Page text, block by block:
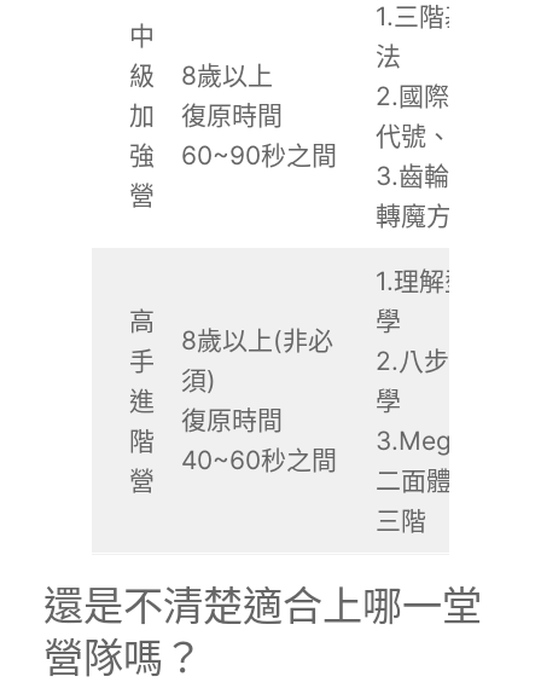
中
級
加
強
營
8歲以上
復原時間
60~90秒之間
1.三階基本速
法
2.國際通用轉
代號、速解指
3.齒輪三階、
轉魔方、魔錶
高
手
進
階
營
8歲以上(非必
須)
復原時間
40~60秒之間
1.理解型F2L教
學
2.八步底十字
學
3.Megaminx
二面體、風火
三階
還是不清楚適合上哪一堂
營隊嗎？